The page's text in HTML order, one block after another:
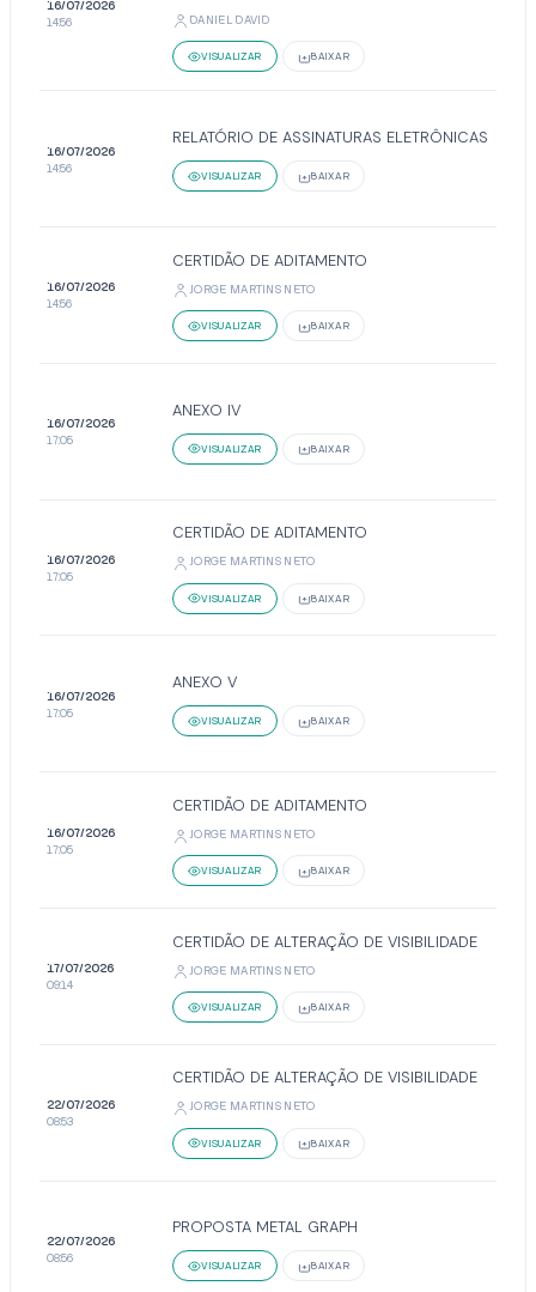
16/07/2026
14:56
DANIEL DAVID
VISUALIZAR BAIXAR
16/07/2026
14:56
RELATÓRIO DE ASSINATURAS ELETRÔNICAS
VISUALIZAR BAIXAR
16/07/2026
14:56
CERTIDÃO DE ADITAMENTO
JORGE MARTINS NETO
VISUALIZAR BAIXAR
16/07/2026
17:05
ANEXO IV
VISUALIZAR BAIXAR
16/07/2026
17:05
CERTIDÃO DE ADITAMENTO
JORGE MARTINS NETO
VISUALIZAR BAIXAR
16/07/2026
17:05
ANEXO V
VISUALIZAR BAIXAR
16/07/2026
17:05
CERTIDÃO DE ADITAMENTO
JORGE MARTINS NETO
VISUALIZAR BAIXAR
17/07/2026
09:14
CERTIDÃO DE ALTERAÇÃO DE VISIBILIDADE
JORGE MARTINS NETO
VISUALIZAR BAIXAR
22/07/2026
08:53
CERTIDÃO DE ALTERAÇÃO DE VISIBILIDADE
JORGE MARTINS NETO
VISUALIZAR BAIXAR
22/07/2026
08:56
PROPOSTA METAL GRAPH
VISUALIZAR BAIXAR